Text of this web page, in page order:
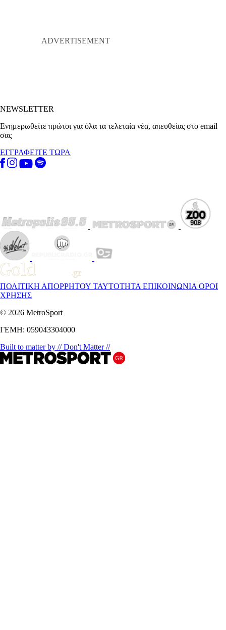
NEWSLETTER
Ενημερωθείτε πρώτοι για όλα τα τελεταία νέα, απευθείας στο email
σας
ΕΓΓΡΑΦΕΙΤΕ ΤΩΡΑ
ΠΟΛΙΤΙΚΗ ΑΠΟΡΡΗΤΟΥ ΤΑΥΤΟΤΗΤΑ ΕΠΙΚΟΙΝΩΝΙΑ ΟΡΟΙ
ΧΡΗΣΗΣ
© 2026 MetroSport
ΓΕΜΗ: 059043304000
Built to matter by // Don't Matter //